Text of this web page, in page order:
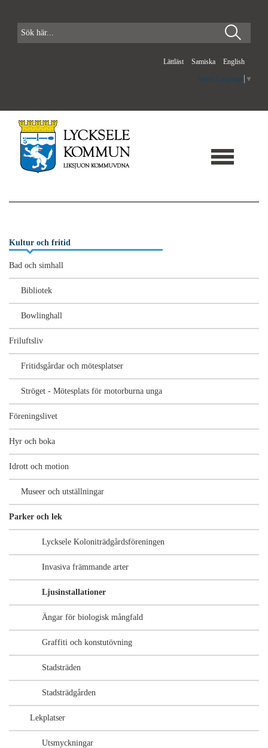
Lättläst Samiska English
Select Language ▼
Kultur och fritid
Bad och simhall
Bibliotek
Bowlinghall
Friluftsliv
Fritidsgårdar och mötesplatser
Ströget - Mötesplats för motorburna unga
Föreningslivet
Hyr och boka
Idrott och motion
Museer och utställningar
Parker och lek
Lycksele Koloniträdgårdsföreningen
Invasiva främmande arter
Ljusinstallationer
Ängar för biologisk mångfald
Graffiti och konstutövning
Stadsträden
Stadsträdgården
Lekplatser
Utsmyckningar